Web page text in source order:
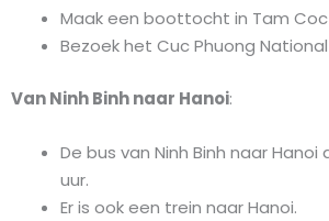
Maak een boottocht in Tam Coc
Bezoek het Cuc Phuong
Van Ninh Binh naar Hanoi:
De bus van Ninh Binh naar
uur.
Er is ook een trein naar Hanoi.